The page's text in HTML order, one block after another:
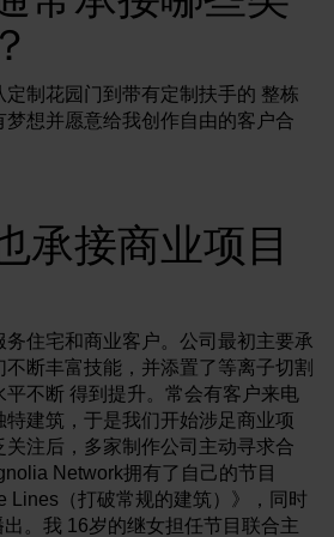
制花园门到带有定制扶手的 整栋
想并愿意给我创作自由的客户合
承接商业项目
住宅和商业客户。公司最初主要承
断丰富技能，并添置了等离子切割
不断 得到提升。常会有客户来电
建筑，于是我们开始涉足商业项
关注后，多家制作公司主动寻求合
Network拥有了自己的节目
Lines（打破常规的建筑）》，同时
。我 16岁的继女担任节目联合主